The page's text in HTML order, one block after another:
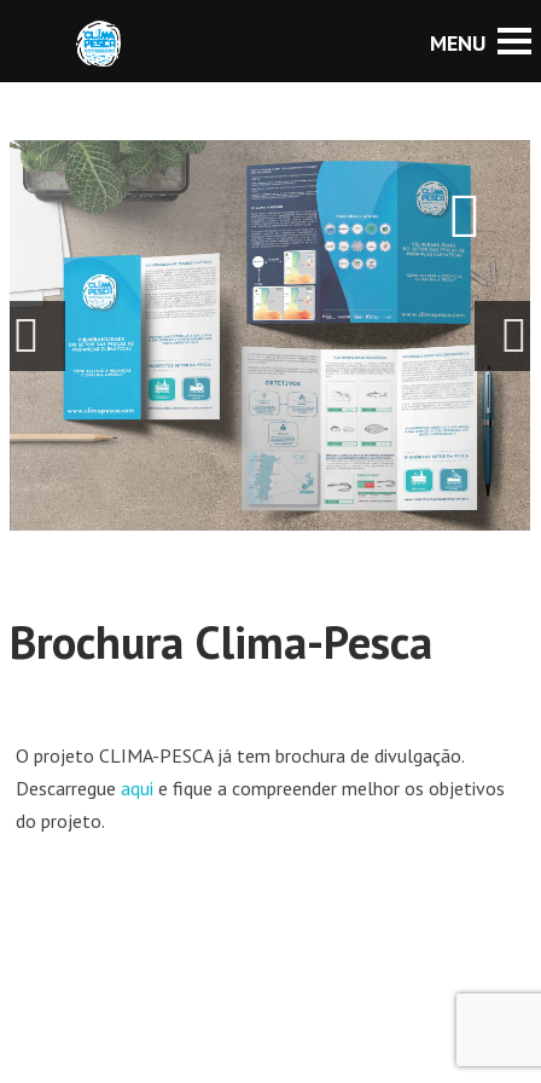
Brochura Clima-Pesca
O projeto CLIMA-PESCA já tem brochura de divulgação.
Descarregue aqui e fique a compreender melhor os objetivos
do projeto.